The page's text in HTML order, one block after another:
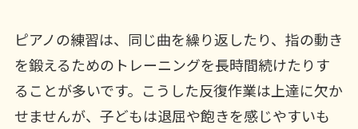
ピアノの練習は、同じ曲を繰り返したり、指の動き
を鍛えるためのトレーニングを長時間続けたりす
ることが多いです。こうした反復作業は上達に欠か
せませんが、子どもは退屈や飽きを感じやすいも